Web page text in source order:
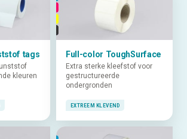
tags
kleuren
Full-color ToughSurface
Extra sterke kleefstof voor
gestructureerde
ondergronden
EXTREEM KLEVEND